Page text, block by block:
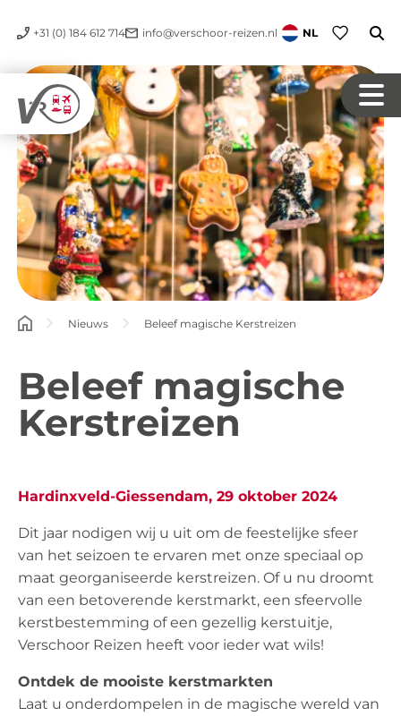
+31 (0) 184 612 714 info@verschoor-reizen.nl NL
Nieuws Beleef magische Kerstreizen
Beleef magische
Kerstreizen
Hardinxveld-Giessendam, 29 oktober 2024
Dit jaar nodigen wij u uit om de feestelijke sfeer
van het seizoen te ervaren met onze speciaal op
maat georganiseerde kerstreizen. Of u nu droomt
van een betoverende kerstmarkt, een sfeervolle
kerstbestemming of een gezellig kerstuitje,
Verschoor Reizen heeft voor ieder wat wils!
Ontdek de mooiste kerstmarkten
Laat u onderdompelen in de magische wereld van